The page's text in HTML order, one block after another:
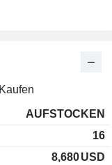
Kaufen
AUFSTOCKEN
16
8,680USD